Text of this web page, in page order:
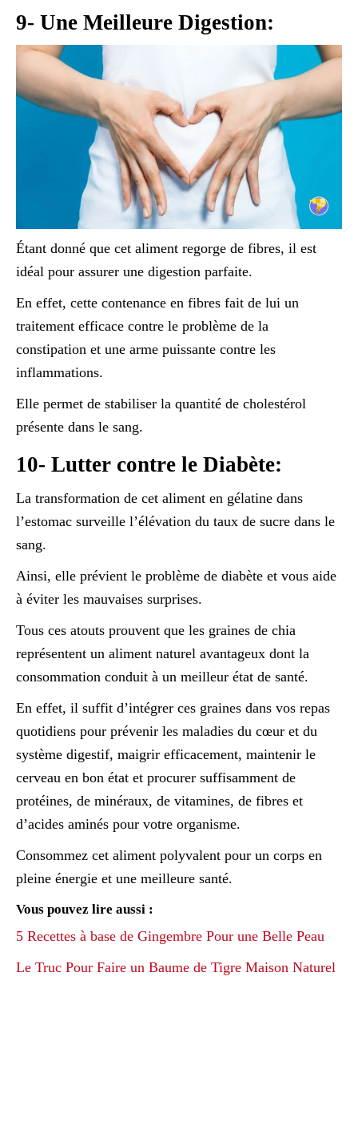
9- Une Meilleure Digestion:
Étant donné que cet aliment regorge de fibres, il est
idéal pour assurer une digestion parfaite.
En effet, cette contenance en fibres fait de lui un
traitement efficace contre le problème de la
constipation et une arme puissante contre les
inflammations.
Elle permet de stabiliser la quantité de cholestérol
présente dans le sang.
10- Lutter contre le Diabète:
La transformation de cet aliment en gélatine dans
l’estomac surveille l’élévation du taux de sucre dans le
sang.
Ainsi, elle prévient le problème de diabète et vous aide
à éviter les mauvaises surprises.
Tous ces atouts prouvent que les graines de chia
représentent un aliment naturel avantageux dont la
consommation conduit à un meilleur état de santé.
En effet, il suffit d’intégrer ces graines dans vos repas
quotidiens pour prévenir les maladies du cœur et du
système digestif, maigrir efficacement, maintenir le
cerveau en bon état et procurer suffisamment de
protéines, de minéraux, de vitamines, de fibres et
d’acides aminés pour votre organisme.
Consommez cet aliment polyvalent pour un corps en
pleine énergie et une meilleure santé.
Vous pouvez lire aussi :
5 Recettes à base de Gingembre Pour une Belle Peau
Le Truc Pour Faire un Baume de Tigre Maison Naturel